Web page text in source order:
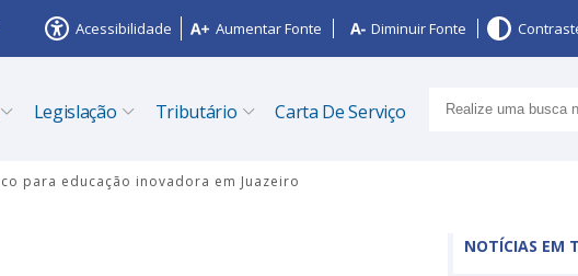
Acessibilidade Aumentar Fonte Diminuir Fonte
Legislação Tributário Carta De Serviço
para educação inovadora em Juazeiro
NOTÍCIAS EM